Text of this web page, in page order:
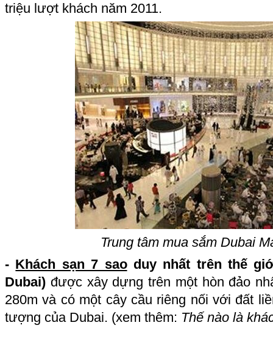
triệu lượt khách năm 2011.
Trung tâm mua sắm Dubai
- Khách sạn 7 saoduy nhất trên thế
Dubai) được xây dựng trên một hòn đảo
280m và có một cây cầu riêng nối với đất
tượng của Dubai. (xem thêm: Thế nào là